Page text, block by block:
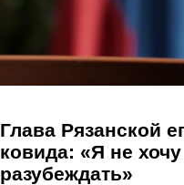
Глава Рязанской
ковида: «Я не
разубеждать»